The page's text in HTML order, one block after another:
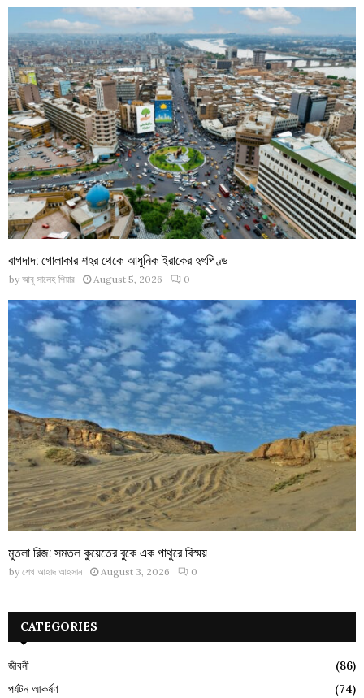
বাগদাদ: গোলাকার শহর থেকে আধুনিক ইরাকের হৃৎপিণ্ড
by আবু সালেহ পিয়ার August 5, 2026 0
মুতলা রিজ: সমতল কুয়েতের বুকে এক পাথুরে বিস্ময়
by শেখ আহাদ আহসান August 3, 2026 0
CATEGORIES
জীবনী
(86)
পর্যটন আকর্ষণ
(74)